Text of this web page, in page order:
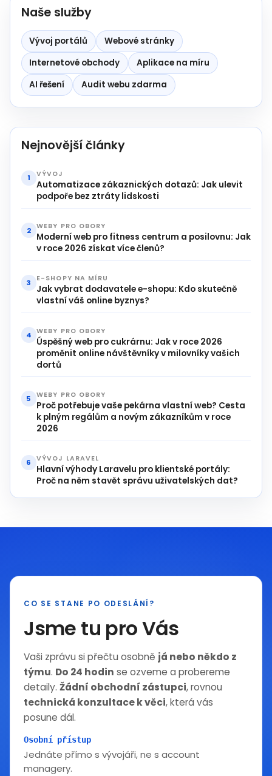
Naše služby
Vývoj portálů
Webové stránky
Internetové obchody
Aplikace na míru
AI řešení
Audit webu zdarma
Nejnovější články
1 VÝVOJ
Automatizace zákaznických dotazů: Jak ulevit
podpoře bez ztráty lidskosti
2 WEBY PRO OBORY
Moderní web pro fitness centrum a posilovnu: Jak
v roce 2026 získat více členů?
3 E-SHOPY NA MÍRU
Jak vybrat dodavatele e-shopu: Kdo skutečně
vlastní váš online byznys?
4 WEBY PRO OBORY
Úspěšný web pro cukrárnu: Jak v roce 2026
proměnit online návštěvníky v milovníky vašich
dortů
5 WEBY PRO OBORY
Proč potřebuje vaše pekárna vlastní web? Cesta
k plným regálům a novým zákazníkům v roce
2026
6 VÝVOJ LARAVEL
Hlavní výhody Laravelu pro klientské portály:
Proč na něm stavět správu uživatelských dat?
CO SE STANE PO ODESLÁNÍ?
Jsme tu pro Vás
Vaši zprávu si přečtu osobně já nebo někdo z
týmu. Do 24 hodin se ozveme a probereme
detaily.Žádní obchodní zástupci, rovnou
technická konzultace k věci, která vás
posune dál.
Osobní přístup
Jednáte přímo s vývojáři, ne s account
managery.